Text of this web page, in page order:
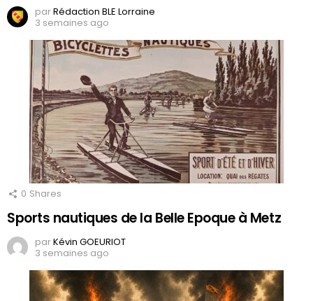
parRédaction BLE Lorraine
3 semaines ago
0 Shares
Sports nautiques de la Belle Epoque à Metz
parKévin GOEURIOT
3 semaines ago